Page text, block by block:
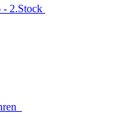
- 2.Stock